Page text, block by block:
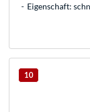
Eigenschaft:
10